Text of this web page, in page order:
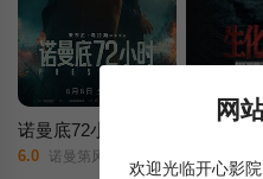
诺曼底72小时
6.0 诺曼第风暴(港)/极限高压/高压/
网
欢迎光临开心影院